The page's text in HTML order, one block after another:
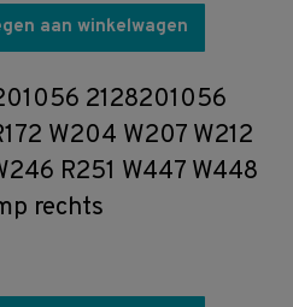
aan winkelwagen
2128201056
W204 W207 W212
R251 W447 W448
rechts